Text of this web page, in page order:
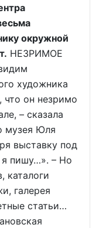
окружной
НЕЗРИМОЕ
художника
он незримо
– сказала
музея Юля
выставку под
я пишу…». – Но
каталоги
галерея
статьи…